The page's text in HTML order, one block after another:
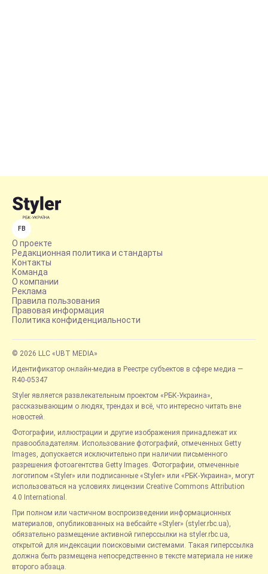
FB
О проекте
Редакционная политика и стандарты
Контакты
Команда
О компании
Реклама
Правила пользования
Правовая информация
Политика конфиденциальности
© 2026 LLC «UBT MEDIA»
Идентификатор онлайн-медиа в Реестре субъектов в сфере медиа —
R40-05347
Styler является развлекательным проектом «РБК-Украина»,
рассказывающим о людях, трендах и всё, что интересно читать вне
новостей.
Фотографии, иллюстрации и другие изображения принадлежат их
правообладателям. Использование фотографий, отмеченных Getty
Images, допускается исключительно при наличии письменного
разрешения фотоагентства Getty Images. Фотографии, отмеченные
логотипом «Styler» или подписанные «Styler» или «РБК-Украина», могут
использоваться на условиях лицензии Creative Commons Attribution
4.0 International.
При полном или частичном воспроизведении информационных
материалов, опубликованных на вебсайте «Styler» (styler.rbc.ua),
обязательно размещение активной гиперссылки на styler.rbc.ua,
открытой для индексации поисковыми системами. Такая гиперссылка
должна быть размещена непосредственно в тексте материала не ниже
второго абзаца.